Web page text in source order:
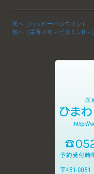
次へ（ハッピーハロウィン）
前へ（栄養メモ～ビタミンD～）